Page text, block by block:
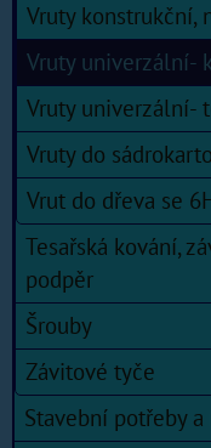
Vruty konstrukční,
Vruty univerzální-
Vruty univerzální-
Vruty do
Vrut do dřeva se
Tesařská kování,
podpěr
Šrouby
Závitové tyče
Stavební potřeby a